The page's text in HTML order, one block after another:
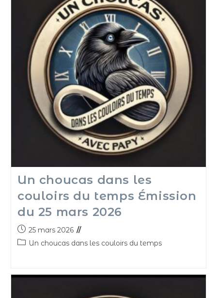
Un choucas dans les
couloirs du temps Émission
du 25 mars 2026
25 mars 2026
Un choucas dans les couloirs du temps